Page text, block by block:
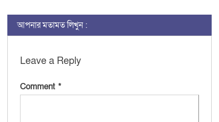
আপনার মতামত লিখুন :
Leave a Reply
Comment *